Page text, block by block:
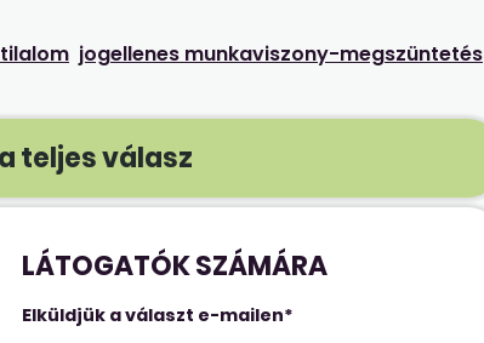
jogellenes munkaviszony-megszüntetés
teljes válasz
LÁTOGATÓK SZÁMÁRA
Elküldjük a választ e-mailen*